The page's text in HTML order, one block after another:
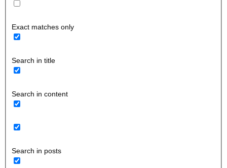
Exact matches only
Search in title
Search in content
Search in posts